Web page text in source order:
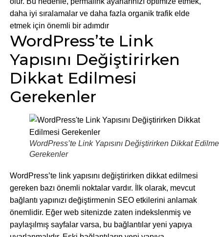
daha iyi sıralamalar ve daha fazla organik trafik elde
etmek için önemli bir adımdır
WordPress’te Link
Yapısını Değiştirirken
Dikkat Edilmesi
Gerekenler
WordPress’te Link Yapısını Değiştirirken Dikkat
Gerekenler
WordPress’te link yapısını değiştirirken dikkat edilmesi
gereken bazı önemli noktalar vardır. İlk olarak, mevcut
bağlantı yapınızı değiştirmenin SEO etkilerini anlamak
önemlidir. Eğer web sitenizde zaten indekslenmiş ve
paylaşılmış sayfalar varsa, bu bağlantılar yeni yapıya